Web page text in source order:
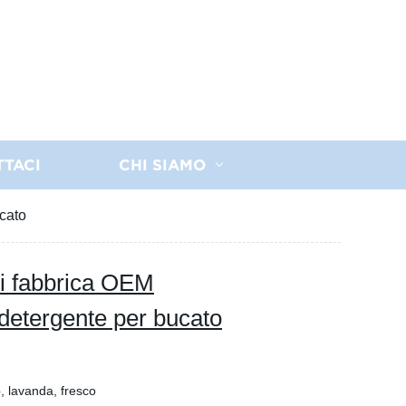
CHI SIAMO
fabbrica OEM
per bucato
lavanda, fresco